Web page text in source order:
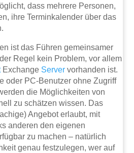
dass mehrere Personen,
ihre Terminkalender über das
ist das Führen gemeinsamer
Regel kein Problem, vor allem
Exchange Server vorhanden ist.
oder PC-Benutzer ohne Zugriff
die Möglichkeiten von
zu schätzen wissen. Das
Angebot erlaubt, mit
anderen den eigenen
zu machen – natürlich
genau festzulegen, wer auf